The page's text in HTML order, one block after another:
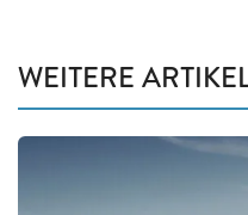
WEITERE